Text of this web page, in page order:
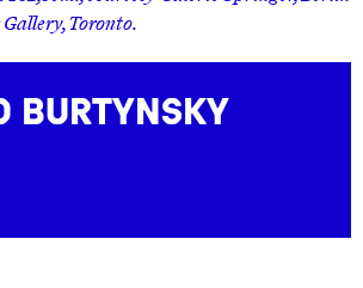
Toronto.
Burtynsky